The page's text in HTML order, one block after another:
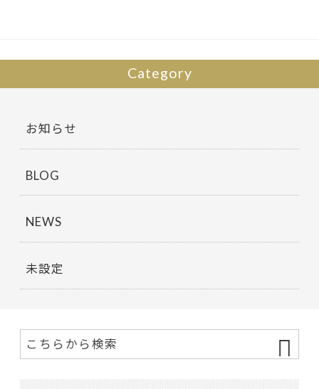
Category
お知らせ
BLOG
NEWS
未設定